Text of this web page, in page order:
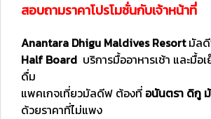
สอบถามราคาโปรโมชั่นกับเจ้าหน้าที่
Anantara Dhigu Maldives Resortมัล
Half Board บริการมื้ออาหารเช้า และมื้อ
ดื่ม
แพคเกจเที่ยวมัลดีฟ ต้องที่ อนันตรา ดิกู
ด้วยราคาที่ไม่แพง